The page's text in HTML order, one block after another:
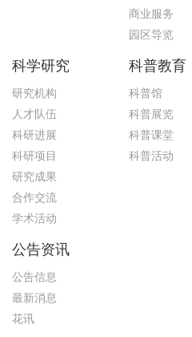
商业服务
园区导览
科学研究
研究机构
人才队伍
科研进展
科研项目
研究成果
合作交流
学术活动
科普教育
科普馆
科普展览
科普课堂
科普活动
公告资讯
公告信息
最新消息
花讯